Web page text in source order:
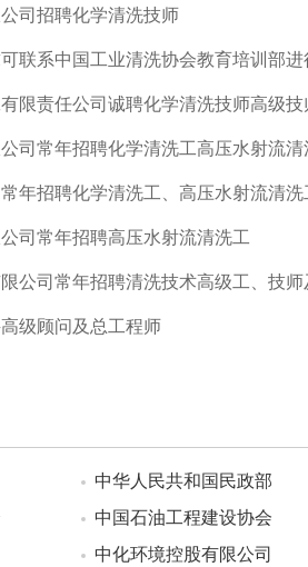
司招聘化学清洗技师
联系中国工业清洗协会教育培训部
限责任公司诚聘化学清洗技师高级
司常年招聘化学清洗工高压水射流
年招聘化学清洗工、高压水射流清洗
司常年招聘高压水射流清洗工
公司常年招聘清洗技术高级工、技
级顾问及总工程师
中华人民共和国民政部
中国石油工程建设协会
中化环境控股有限公司